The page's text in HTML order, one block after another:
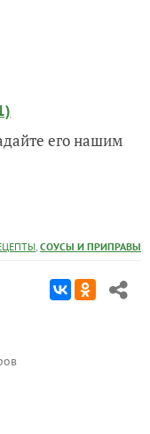
его нашим
, СОУСЫ И ПРИПРАВЫ